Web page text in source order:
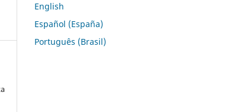
English
Español (España)
Português (Brasil)